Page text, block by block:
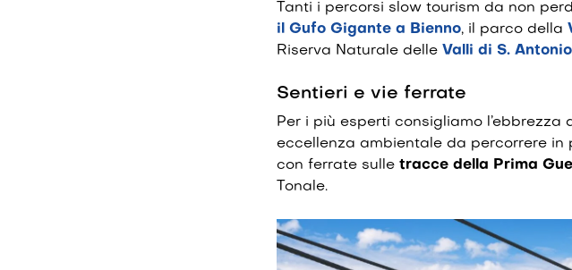
Tanti i percorsi slow tourism da non
il Gufo Gigante a Bienno, il parco della
Riserva Naturale delle Valli di S. Antonio
Sentieri e vie ferrate
Per i più esperti consigliamo l’ebbrezza
eccellenza ambientale da percorrere in
con ferrate sulle tracce della Prima
Tonale.